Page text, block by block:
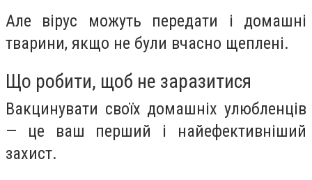
Але вірус можуть передати і домашні
тварини, якщо не були вчасно щеплені.
Що робити, щоб не заразитися
Вакцинувати своїх домашніх улюбленців
— це ваш перший і найефективніший
захист.